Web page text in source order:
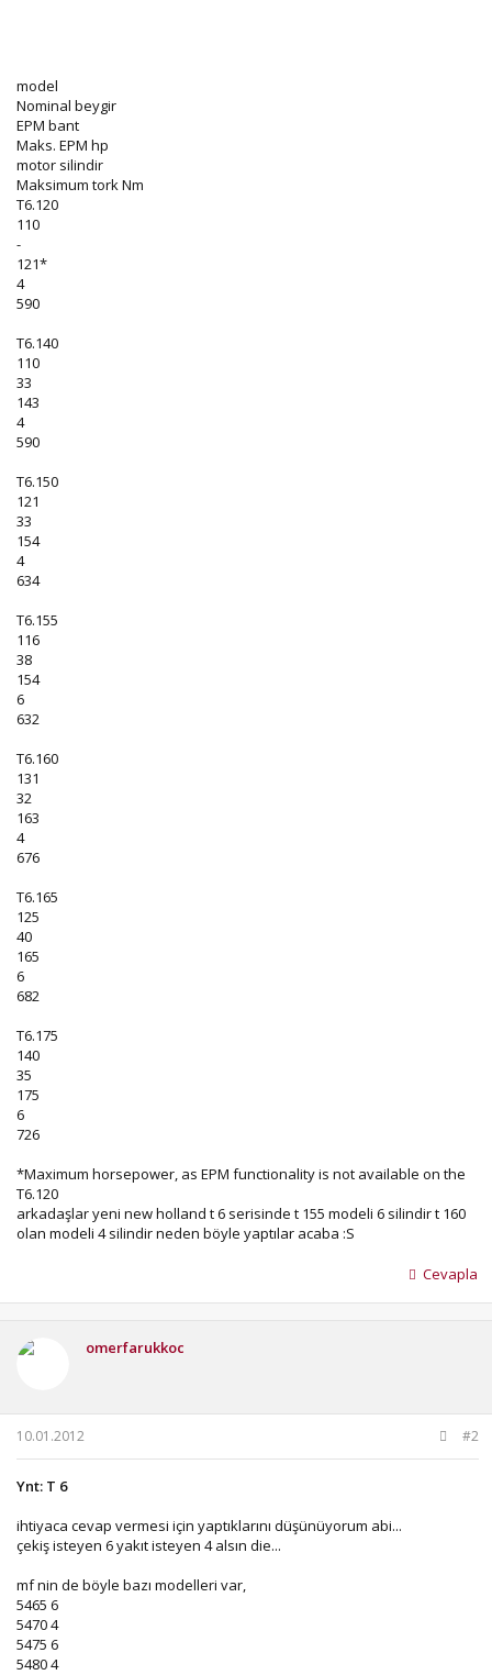
model
Nominal beygir
EPM bant
Maks. EPM hp
motor silindir
Maksimum tork Nm
T6.120
110
-
121*
4
590
T6.140
110
33
143
4
590
T6.150
121
33
154
4
634
T6.155
116
38
154
6
632
T6.160
131
32
163
4
676
T6.165
125
40
165
6
682
T6.175
140
35
175
6
726
*Maximum horsepower, as EPM functionality is not available on the
T6.120
arkadaşlar yeni new holland t 6 serisinde t 155 modeli 6 silindir t 160
olan modeli 4 silindir neden böyle yaptılar acaba :S
Cevapla
omerfarukkoc
10.01.2012 #2
Ynt: T 6
ihtiyaca cevap vermesi için yaptıklarını düşünüyorum abi...
çekiş isteyen 6 yakıt isteyen 4 alsın die...
mf nin de böyle bazı modelleri var,
5465 6
5470 4
5475 6
5480 4